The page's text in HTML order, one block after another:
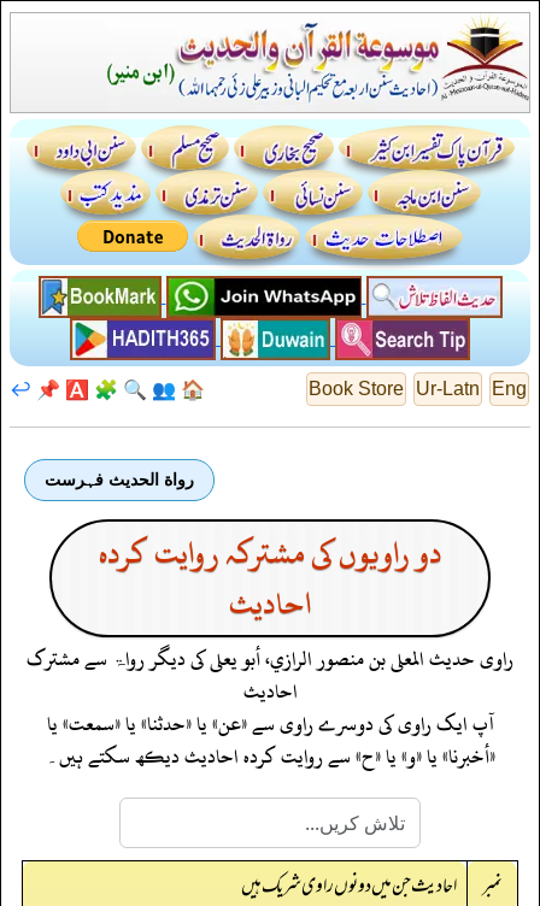
Eng
Ur-Latn
Book Store
🏠
👥
🔍
🧩
🅰️
📌
↩️
رواة الحديث فہرست
دو راویوں کی مشترکہ روایت کردہ
احادیث
راوی حدیثالمعلى بن منصور الرازي، أبو يعلىکی دیگر رواۃ سے مشترک
احادیث
آپ ایک راوی کی دوسرے راوی سے «عن» یا «حدثنا» یا «سمعت» یا
«أخبرنا» یا «و» یا «ح» سے روایت کردہ احادیث دیکھ سکتے ہیں۔
نمبر احادیث جن میں دونوں راوی شریک ہیں